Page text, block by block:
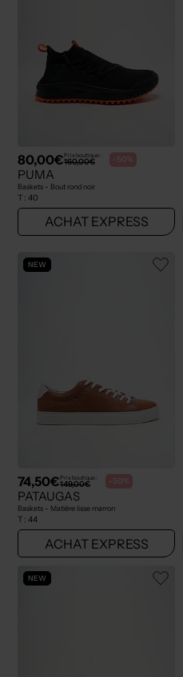
80,00€Prix boutique :
160,00€ -50%
PUMA
Baskets - Bout rond noir
T : 40
ACHAT EXPRESS
NEW
74,50€Prix boutique :
149,00€ -50%
PATAUGAS
Baskets - Matière lisse marron
T : 44
ACHAT EXPRESS
NEW